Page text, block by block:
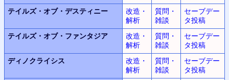
テイルズ・オブ・デスティニー
改造・
解析
質問・
雑談
セーブデー
タ投稿
テイルズ・オブ・ファンタジア
改造・
解析
質問・
雑談
セーブデー
タ投稿
ディノクライシス
改造・
解析
質問・
雑談
セーブデー
タ投稿